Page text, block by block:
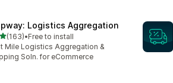
Logistics Aggregation
stelle su 5
(163)
recensioni totali
•Free to install
Mile Logistics Aggregation &
Soln. for eCommerce